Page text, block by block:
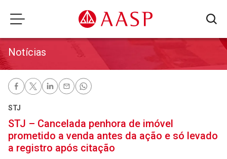
Notícias
STJ
STJ – Cancelada penhora de imóvel
prometido a venda antes da ação e só levado
a registro após citação